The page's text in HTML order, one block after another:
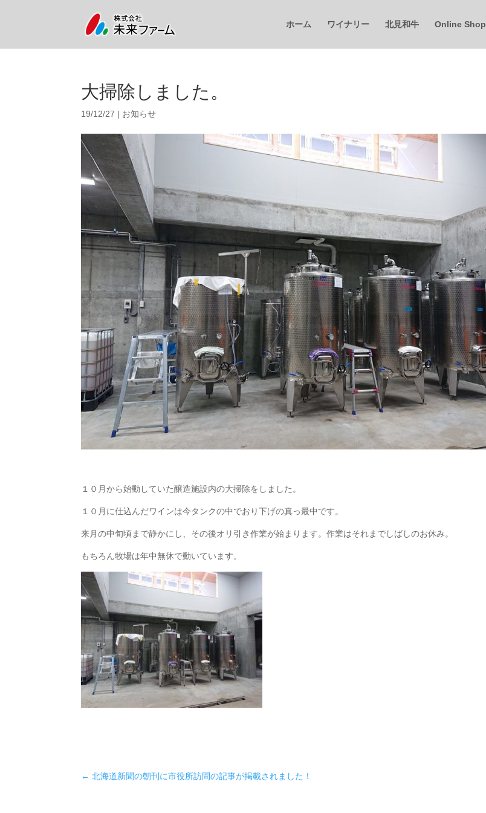
ホーム ワイナリー 北見和牛 Online Shop
大掃除しました。
19/12/27 | お知らせ
１０月から始動していた醸造施設内の大掃除をしました。
１０月に仕込んだワインは今タンクの中でおり下げの真っ最中です。
来月の中旬頃まで静かにし、その後オリ引き作業が始まります。作業はそれまでしばしのお休み。
もちろん牧場は年中無休で動いています。
←北海道新聞の朝刊に市役所訪問の記事が掲載されました！